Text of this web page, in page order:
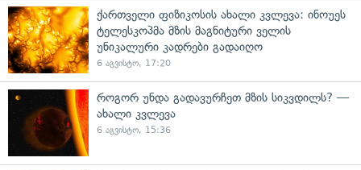
ქართველი ფიზიკოსის ახალი კვლევა: ინოუეს
ტელესკოპმა მზის მაგნიტური ველის
უნიკალური კადრები გადაიღო
6 აგვისტო, 17:20
როგორ უნდა გადავურჩეთ მზის სიკვდილს? —
ახალი კვლევა
6 აგვისტო, 15:36